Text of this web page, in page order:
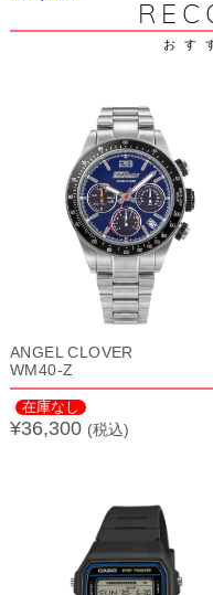
おす
ANGEL CLOVER
WM40-Z
在庫なし
¥36,300 (税込)